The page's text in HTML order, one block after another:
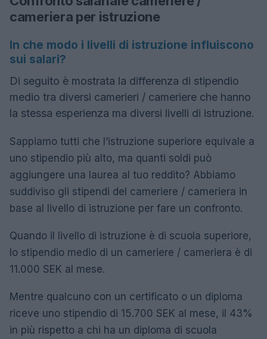
cameriera per istruzione
In che modo i livelli di istruzione influiscono
sui salari?
Di seguito è mostrata la differenza di stipendio
medio tra diversi camerieri / cameriere che hanno
la stessa esperienza ma diversi livelli di istruzione.
Sappiamo tutti che l’istruzione superiore equivale a
uno stipendio più alto, ma quanti soldi può
aggiungere una laurea al tuo reddito? Abbiamo
suddiviso gli stipendi del cameriere / cameriera in
base al livello di istruzione per fare un confronto.
Quando il livello di istruzione è di scuola superiore,
lo stipendio medio di un cameriere / cameriera è di
11.000 SEK al mese.
Mentre qualcuno con un certificato o un diploma
riceve uno stipendio di 15.700 SEK al mese, il 43%
in più rispetto a chi ha un diploma di scuola